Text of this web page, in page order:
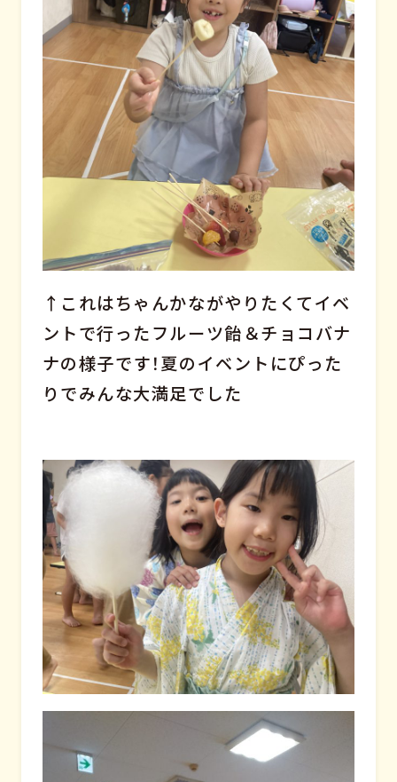
↑これはちゃんかながやりたくてイベ
ントで行ったフルーツ飴＆チョコバナ
ナの様子です！夏のイベントにぴった
りでみんな大満足でした